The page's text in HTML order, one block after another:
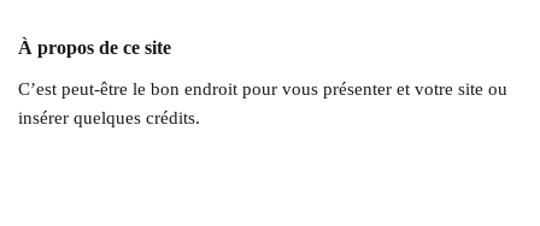
À propos de ce site
C’est peut-être le bon endroit pour vous présenter et votre site ou
insérer quelques crédits.